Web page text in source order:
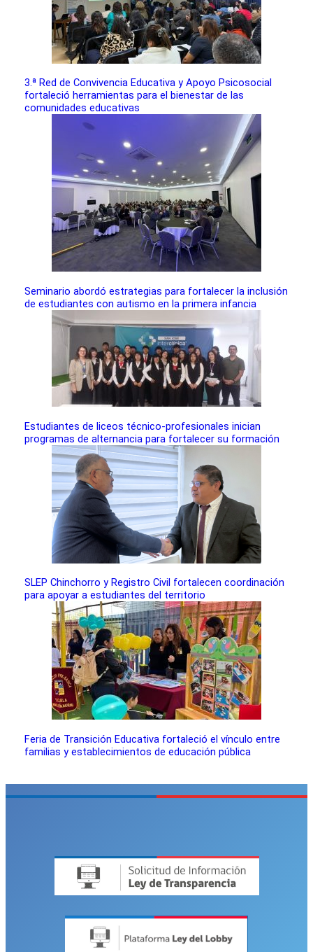
3.ª Red de Convivencia Educativa y Apoyo Psicosocial
fortaleció herramientas para el bienestar de las
comunidades educativas
Seminario abordó estrategias para fortalecer la inclusión
de estudiantes con autismo en la primera infancia
Estudiantes de liceos técnico-profesionales inician
programas de alternancia para fortalecer su formación
SLEP Chinchorro y Registro Civil fortalecen coordinación
para apoyar a estudiantes del territorio
Feria de Transición Educativa fortaleció el vínculo entre
familias y establecimientos de educación pública